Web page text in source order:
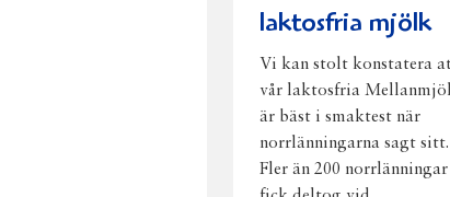
laktosfria mjölk
Vi kan stolt konstatera
vår laktosfria
är bäst i smaktest när
norrlänningarna sagt sitt.
Fler än 200 norrlänningar